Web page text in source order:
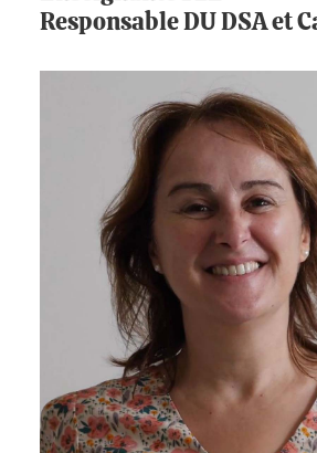
Responsable DU DSA et